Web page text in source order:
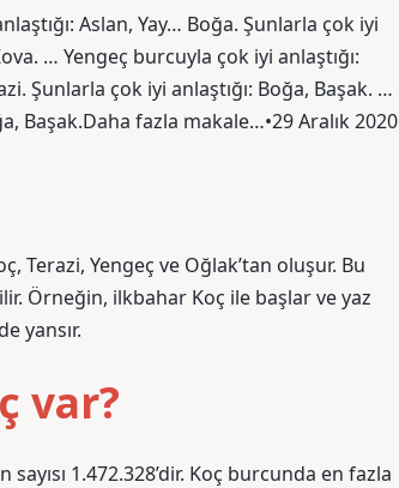
Aslan, Yay… Boğa. Şunlarla çok iyi
… Yengeç burcuyla çok iyi anlaştığı:
Şunlarla çok iyi anlaştığı: Boğa, Başak. …
Başak.Daha fazla makale…•29 Aralık 2020
Terazi, Yengeç ve Oğlak’tan oluşur. Bu
Örneğin, ilkbahar Koç ile başlar ve yaz
yansır.
var?
1.472.328’dir. Koç burcunda en fazla